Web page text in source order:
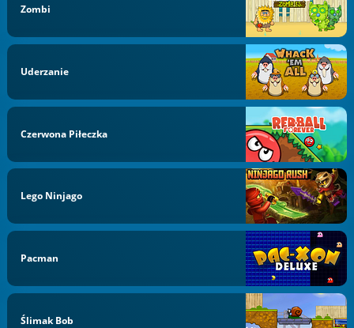
Zombi
Uderzanie
Czerwona Piłeczka
Lego Ninjago
Pacman
Ślimak Bob